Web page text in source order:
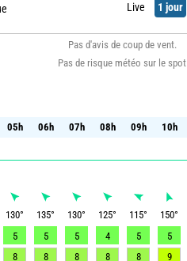
Live 1 jour
Pas d'avis de coup de vent.
Pas de risque météo sur le spot
05h 06h 07h 08h 09h 10h
05h 06h 07h 08h 09h 10h
130° 135° 130° 125° 115° 150°
5 5 5 4 5 5
8 8 8 8 8 9